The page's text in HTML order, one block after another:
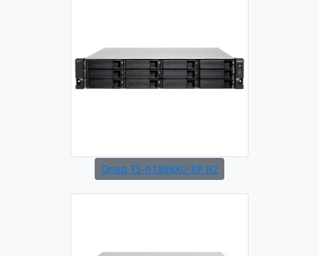
Qnap TS-h1886XU-RP R2